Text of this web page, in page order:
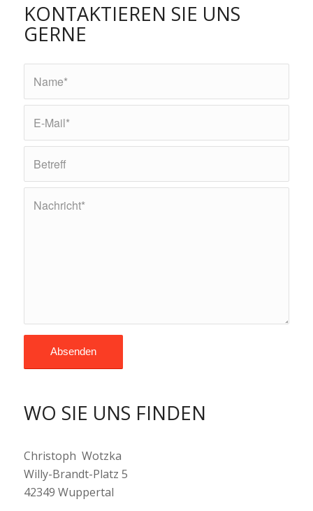
KONTAKTIEREN SIE UNS
GERNE
WO SIE UNS FINDEN
Christoph Wotzka
Willy-Brandt-Platz 5
42349 Wuppertal